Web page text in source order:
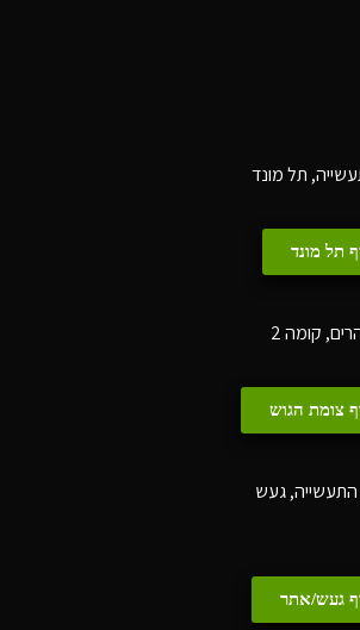
תל מונד
תל מונד
קומה 2
צומת הגוש
התעשייה, געש
געש/אתר